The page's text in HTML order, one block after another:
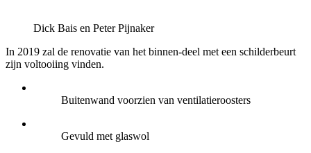
Dick Bais en Peter Pijnaker
In 2019 zal de renovatie van het binnen-deel met een schilderbeurt
zijn voltooiing vinden.
Buitenwand voorzien van ventilatieroosters
Gevuld met glaswol